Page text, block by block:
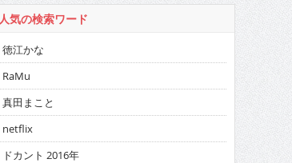
人気の検索ワード
徳江かな
RaMu
真田まこと
netflix
ドカント 2016年